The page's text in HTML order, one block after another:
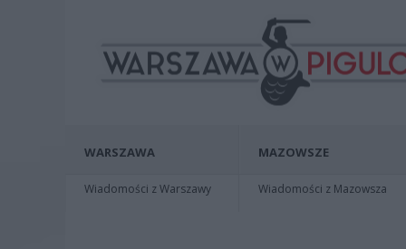
WARSZAWA
Wiadomości z Warszawy
MAZOWSZE
Wiadomości z Mazowsza